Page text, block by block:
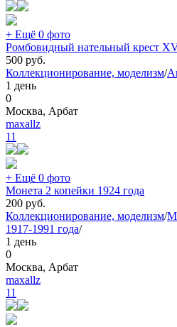
+ Ещё 0 фото
Ромбовидный нательный крест
500 руб.
Коллекционирование, моделизм/
1 день
0
Москва, Арбат
maxallz
11
+ Ещё 0 фото
Монета 2 копейки 1924 года
200 руб.
Коллекционирование, моделизм/
1917-1991 года/
1 день
0
Москва, Арбат
maxallz
11